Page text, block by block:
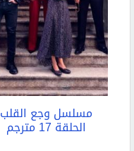
مسلسل وجع القلب
الحلقة 17 مترجم